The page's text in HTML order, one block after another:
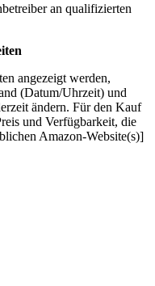
an qualifizierten
angezeigt werden,
(Datum/Uhrzeit) und
ändern. Für den Kauf
und Verfügbarkeit, die
Amazon-Website(s)]